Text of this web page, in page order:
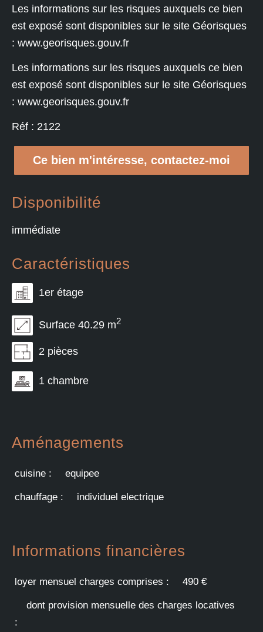
Les informations sur les risques auxquels ce bien
est exposé sont disponibles sur le site Géorisques
: www.georisques.gouv.fr
Les informations sur les risques auxquels ce bien
est exposé sont disponibles sur le site Géorisques
: www.georisques.gouv.fr
Réf : 2122
Ce bien m'intéresse, contactez-moi
Disponibilité
immédiate
Caractéristiques
1er étage
Surface 40.29 m2
2 pièces
1 chambre
Aménagements
cuisine : equipee
chauffage : individuel electrique
Informations financières
loyer mensuel charges comprises : 490 €
dont provision mensuelle des charges locatives
: